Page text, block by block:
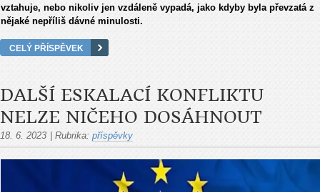
vztahuje, nebo nikoliv jen vzdáleně vypadá, jako kdyby byla převzatá z
nějaké nepříliš dávné minulosti.
CELÝ PŘÍSPĚVEK
DALŠÍ ESKALACÍ KONFLIKTU
NELZE NIČEHO DOSÁHNOUT
18. 6. 2023 Rubrika: příspěvky